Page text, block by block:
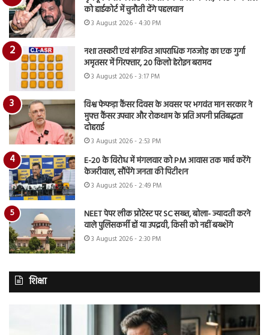
को हाईकोर्ट में चुनौती देंगे पहलवान
3 August 2026 - 4:30 PM
नशा तस्करी एवं संगठित आपराधिक गठजोड़ का एक गुर्गा
अमृतसर में गिरफ्तार, 20 किलो हेरोइन बरामद
3 August 2026 - 3:17 PM
विश्व फेफड़ा कैंसर दिवस के अवसर पर भगवंत मान सरकार ने
मुफ्त कैंसर उपचार और रोकथाम के प्रति अपनी प्रतिबद्धता
दोहराई
3 August 2026 - 2:53 PM
E-20 के विरोध में मंगलवार को PM आवास तक मार्च करेंगे
केजरीवाल, सौंपेंगे जनता की पिटीशन
3 August 2026 - 2:49 PM
NEET पेपर लीक प्रोटेस्ट पर SC सख्त, बोला- ज्यादती करने
वाले पुलिसकर्मी हों या उपद्रवी, किसी को नहीं बख्शेंगे
3 August 2026 - 2:30 PM
शिक्षा